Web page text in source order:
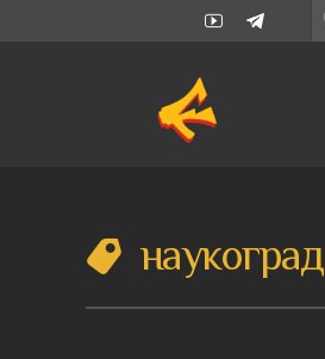
наукоград